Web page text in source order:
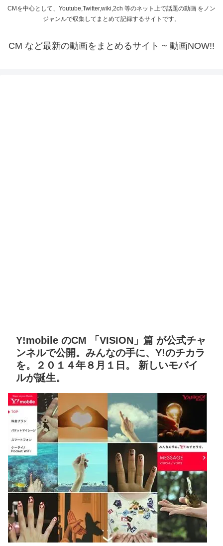
CMを中心として、Youtube,Twitter,wiki,2ch 等のネット上で話題の動画 をノン
ジャンルで収集してまとめて記録するサイトです。
CM など最新の動画をまとめるサイト ~ 動画NOW!!
Y!mobile のCM 「VISION」篇 が公式チャ
ンネルで公開。みんなの手に、Y!のチカラ
を。２０１４年８月１日。 新しいモバイ
ルが誕生。